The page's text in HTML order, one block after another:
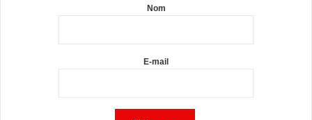
Nom
E-mail